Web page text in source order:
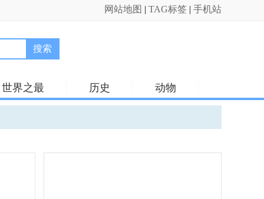
网站地图 | TAG标签 | 手机站
搜索
世界之最 历史
动物